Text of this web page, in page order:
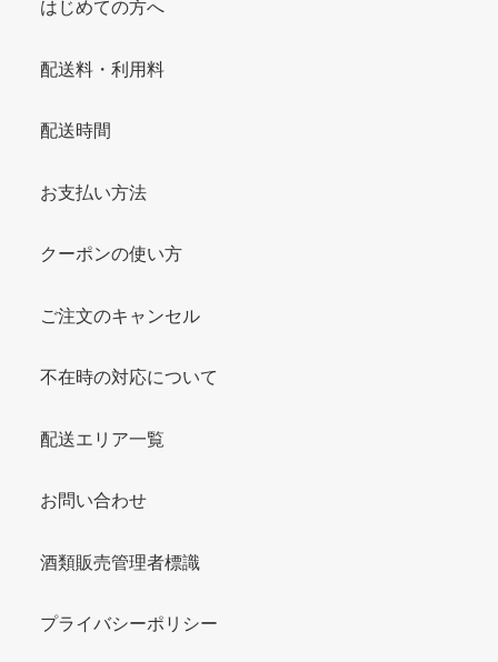
はじめての方へ
配送料・利用料
配送時間
お支払い方法
クーポンの使い方
ご注文のキャンセル
不在時の対応について
配送エリア一覧
お問い合わせ
酒類販売管理者標識
プライバシーポリシー